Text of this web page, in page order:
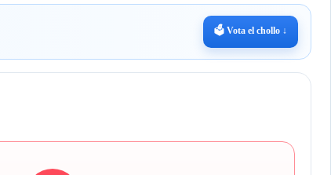
🗳️ Vota el chollo ↓